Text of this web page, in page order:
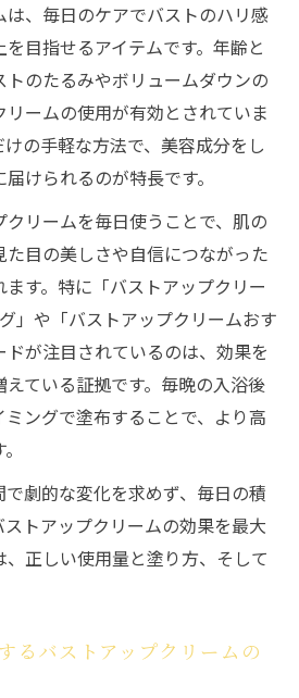
バストアップクリーム選びのポ
トアップクリームの特徴と選
クリームランキングの見極め
ップクリームの選び方と比較
的なバストアップクリームと
バストアップクリーム最新情
寄り添うバストアップクリー
クリームでハリと潤いをプラ
めのバストアップクリーム成
クリームで美胸を保つポイン
、毎日のケアでバストのハリ感
目指せるアイテムです。年齢と
トのたるみやボリュームダウンの
ームの使用が有効とされていま
の手軽な方法で、美容成分をし
けられるのが特長です。
リームを毎日使うことで、肌の
目の美しさや自信につながった
す。特に「バストアップクリー
」や「バストアップクリームおす
が注目されているのは、効果を
ている証拠です。毎晩の入浴後
ングで塗布することで、より高
劇的な変化を求めず、毎日の積
トアップクリームの効果を最大
正しい使用量と塗り方、そして
るバストアップクリームの